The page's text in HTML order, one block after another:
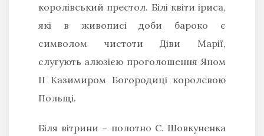
королівський престол. Білі квіти іриса,
які в живописі доби бароко є
символом чистоти Діви Марії,
слугують алюзією проголошення Яном
ІІ Казимиром Богородиці королевою
Польщі.
Біля вітрини – полотно С. Шовкуненка